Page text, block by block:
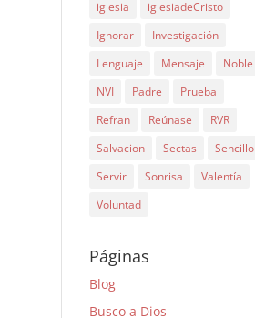
iglesia
iglesiadeCristo
Ignorar
Investigación
Lenguaje
Mensaje
Noble
NVI
Padre
Prueba
Refran
Reúnase
RVR
Salvacion
Sectas
Sencillo
Servir
Sonrisa
Valentía
Voluntad
Páginas
Blog
Busco a Dios